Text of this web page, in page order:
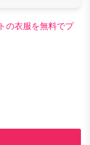
の衣服を無料でプ